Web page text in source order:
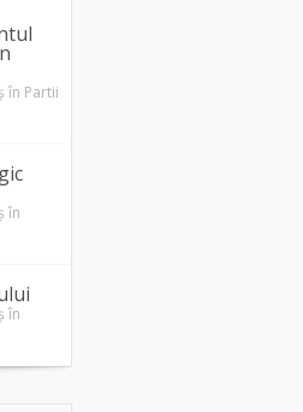
în Partii
în
în